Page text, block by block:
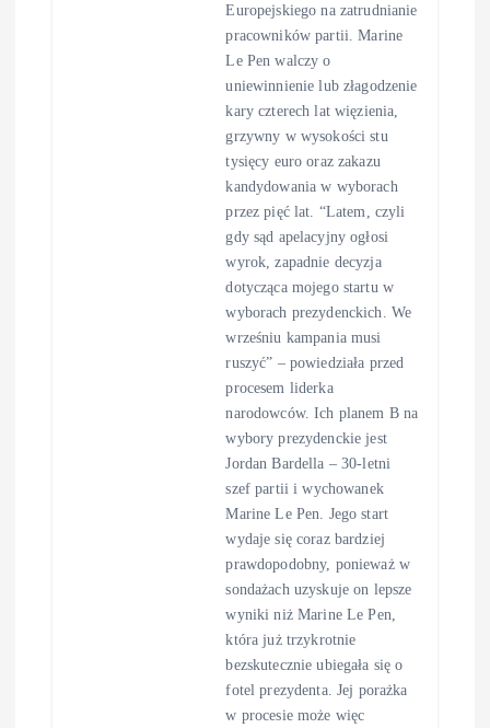
Europejskiego na zatrudnianie
pracowników partii. Marine
Le Pen walczy o
uniewinnienie lub złagodzenie
kary czterech lat więzienia,
grzywny w wysokości stu
tysięcy euro oraz zakazu
kandydowania w wyborach
przez pięć lat. “Latem, czyli
gdy sąd apelacyjny ogłosi
wyrok, zapadnie decyzja
dotycząca mojego startu w
wyborach prezydenckich. We
wrześniu kampania musi
ruszyć” – powiedziała przed
procesem liderka
narodowców. Ich planem B na
wybory prezydenckie jest
Jordan Bardella – 30-letni
szef partii i wychowanek
Marine Le Pen. Jego start
wydaje się coraz bardziej
prawdopodobny, ponieważ w
sondażach uzyskuje on lepsze
wyniki niż Marine Le Pen,
która już trzykrotnie
bezskutecznie ubiegała się o
fotel prezydenta. Jej porażka
w procesie może więc